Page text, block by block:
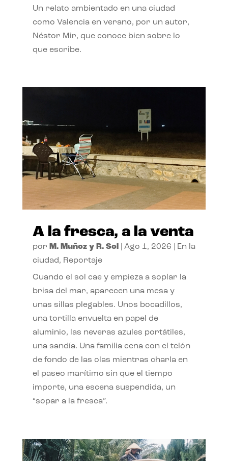
Un relato ambientado en una ciudad
como Valencia en verano, por un autor,
Néstor Mir, que conoce bien sobre lo
que escribe.
A la fresca, a la venta
por M. Muñoz y R. Sol| Ago 1, 2026
En la
ciudad, Reportaje
Cuando el sol cae y empieza a soplar la
brisa del mar, aparecen una mesa y
unas sillas plegables. Unos bocadillos,
una tortilla envuelta en papel de
aluminio, las neveras azules portátiles,
una sandía. Una familia cena con el telón
de fondo de las olas mientras charla en
el paseo marítimo sin que el tiempo
importe, una escena suspendida, un
“sopar a la fresca”.